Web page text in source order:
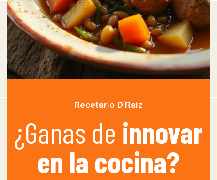
Recetario D’Raiz
¿Ganas de innovar
en la cocina?